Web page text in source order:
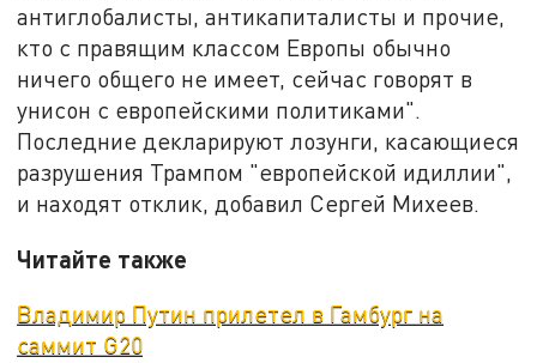
антиглобалисты, антикапиталисты и прочие,
кто с правящим классом Европы обычно
ничего общего не имеет, сейчас говорят в
унисон с европейскими политиками".
Последние декларируют лозунги, касающиеся
разрушения Трампом "европейской идиллии",
и находят отклик, добавил Сергей Михеев.
Читайте также
Владимир Путин прилетел в Гамбург на
саммит G20